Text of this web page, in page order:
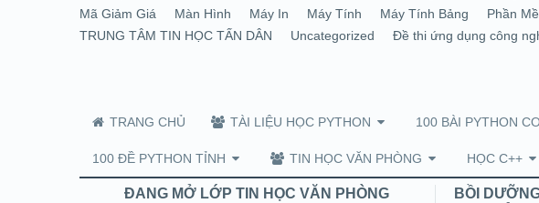
Mã Giảm Giá
Màn Hình Máy In Máy Tính Máy Tính Bảng Phần
TRUNG TÂM TIN HỌC TẤN DÂN
Uncategorized Đề thi ứng dụng công
TRANG CHỦ TÀI LIỆU HỌC PYTHON 100 BÀI PYTHON
100 ĐỀ PYTHON TỈNH TIN HỌC VĂN PHÒNG HỌC C++
ĐANG MỞ LỚP TIN HỌC VĂN PHÒNG
BỒI